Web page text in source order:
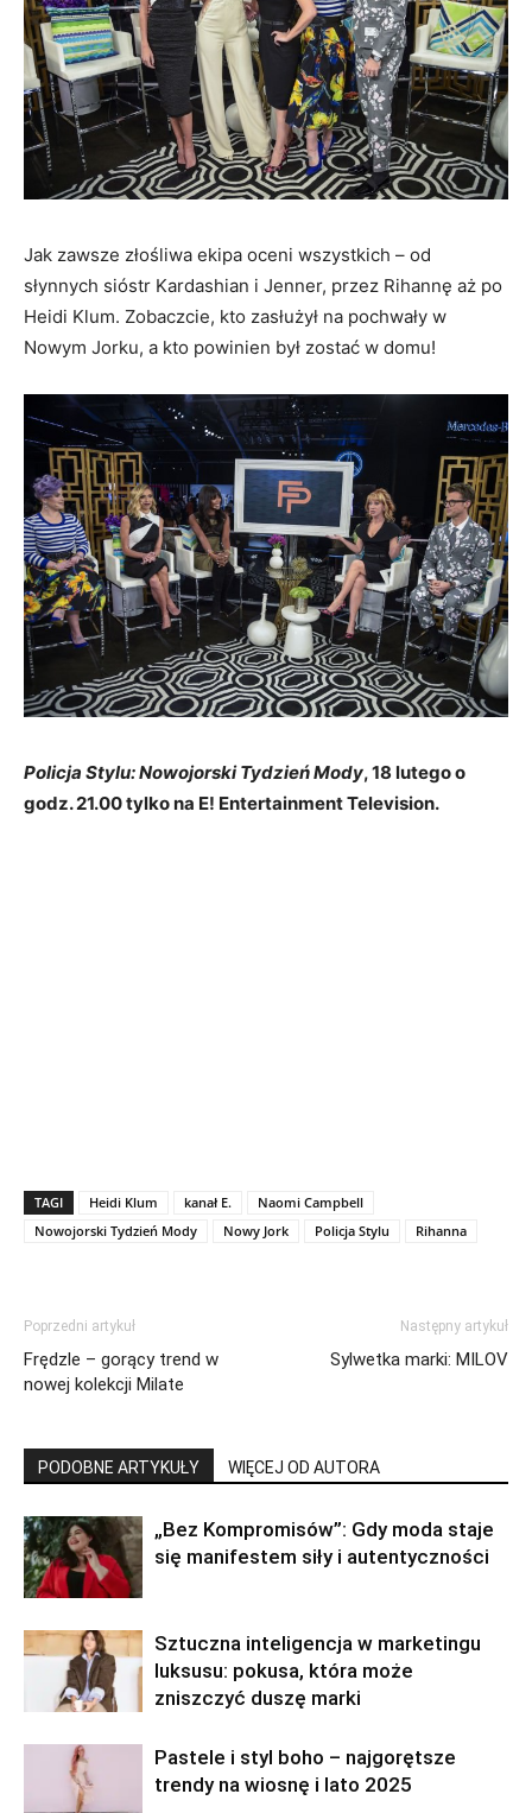
Jak zawsze złośliwa ekipa oceni wszystkich – od
słynnych sióstr Kardashian i Jenner, przez Rihannę aż po
Heidi Klum. Zobaczcie, kto zasłużył na pochwały w
Nowym Jorku, a kto powinien był zostać w domu!
Policja Stylu: Nowojorski Tydzień Mody, 18 lutego o
godz.21.00 tylko na E! Entertainment Television.
TAGI Heidi Klum kanał E.
Naomi Campbell
Nowojorski Tydzień Mody
Nowy Jork Policja Stylu Rihanna
Poprzedni artykuł
Frędzle – gorący trend w
nowej kolekcji Milate
Następny artykuł
Sylwetka marki: MILOV
PODOBNE ARTYKUŁY WIĘCEJ OD AUTORA
„Bez Kompromisów”: Gdy moda staje
się manifestem siły i autentyczności
Sztuczna inteligencja w marketingu
luksusu: pokusa, która może
zniszczyć duszę marki
Pastele i styl boho – najgorętsze
trendy na wiosnę i lato 2025